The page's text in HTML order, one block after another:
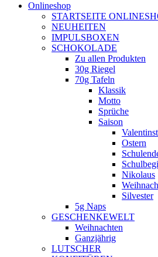
opensOnlineshop
STARTSEITE
NEUHEITEN
IMPULSBOXEN
SCHOKOLADE
Zu allen Produkten
30g Riegel
70g Tafeln
Klassik
Motto
Sprüche
Saison
Ostern
Nikolaus
Silvester
5g Naps
GESCHENKEWELT
Weihnachten
Ganzjährig
LUTSCHER